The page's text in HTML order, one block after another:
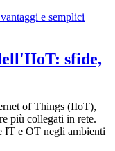
sfide,
of Things (IIoT),
più collegati in rete.
IT e OT negli ambienti